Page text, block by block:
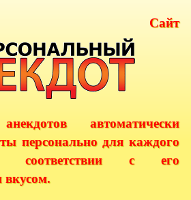
Сайт
автоматически
персонально для каждого
соответствии с его